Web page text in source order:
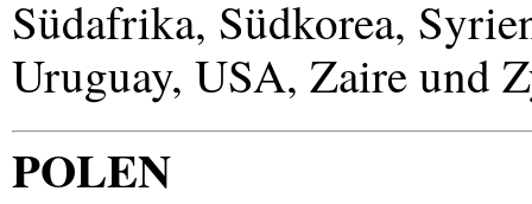
Südafrika, Südkorea,
Uruguay, USA, Zaire und
POLEN